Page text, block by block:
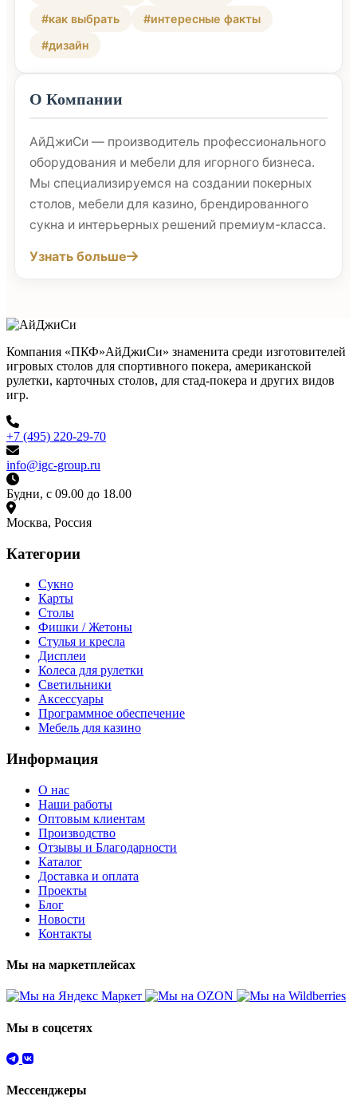
#как выбрать
#интересные факты
#дизайн
О Компании
АйДжиСи — производитель профессионального
оборудования и мебели для игорного бизнеса.
Мы специализируемся на создании покерных
столов, мебели для казино, брендированного
сукна и интерьерных решений премиум-класса.
Узнать больше
Компания «ПКФ»АйДжиСи» знаменита среди изготовителей
игровых столов для спортивного покера, американской
рулетки, карточных столов, для стад-покера и других видов
игр.
+7 (495) 220-29-70
info@igc-group.ru
Будни, с 09.00 до 18.00
Москва, Россия
Категории
Сукно
Карты
Столы
Фишки / Жетоны
Стулья и кресла
Дисплеи
Колеса для рулетки
Светильники
Аксессуары
Программное обеспечение
Мебель для казино
Информация
О нас
Наши работы
Оптовым клиентам
Производство
Отзывы и Благодарности
Каталог
Доставка и оплата
Проекты
Блог
Новости
Контакты
Мы на маркетплейсах
Мы в соцсетях
Мессенджеры